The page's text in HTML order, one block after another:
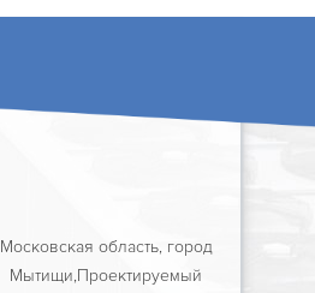
Московская область, город
Мытищи,Проектируемый